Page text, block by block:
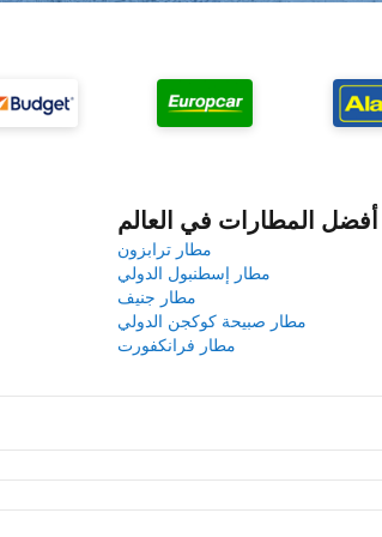
أفضل المطارات في العالم
مطار ترابزون
مطار إسطنبول الدولي
مطار جنيف
مطار صبيحة كوكجن الدولي
مطار فرانكفورت